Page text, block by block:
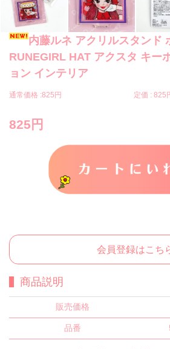
内藤ルネ アクリルスタンド
RUNEGIRL HAT アクスタ キー
ョン インテリア
通常価格 :825円 定価 : 825
825円
カートに入れる
会員登録はこち
商品説明
販売価格
品番